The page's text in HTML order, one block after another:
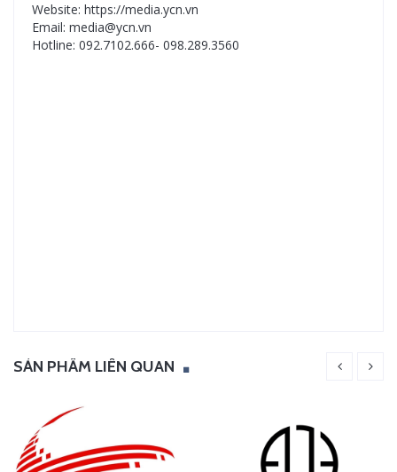
Website: https://media.ycn.vn
Email: media@ycn.vn
Hotline: 092.7102.666- 098.289.3560
SẢN PHẨM LIÊN QUAN